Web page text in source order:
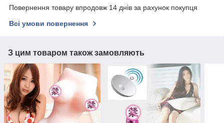
Повернення товару впродовж 14 днів за рахунок покупця
Всі умови повернення
З цим товаром також замовляють